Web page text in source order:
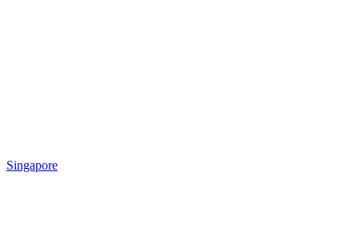
Singapore